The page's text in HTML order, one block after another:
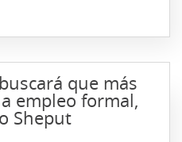
que más
empleo formal,
Sheput